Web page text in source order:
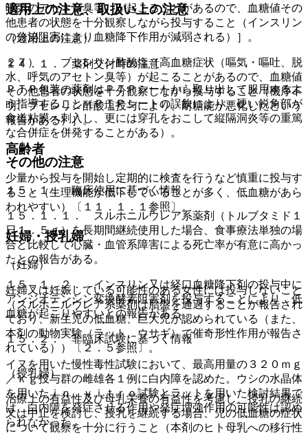
適用上の注意、取扱い上の注意
（適用上の注意）
１４．１． 薬剤交付時の注意
ＰＴＰ包装の薬剤はＰＴＰシートから取り出して服用するよ
う指導すること（ＰＴＰシートの誤飲により、硬い鋭角部が
食道粘膜へ刺入し、更には穿孔をおこして縦隔洞炎等の重篤
な合併症を併発することがある）。
その他の注意
１５．１． 臨床使用に基づく情報
１５．１．１． スルホニルウレア系薬剤（トルブタミド１
日１．５ｇ）を長期間継続使用した場合、食事療法単独の場
合と比較して心臓・血管系障害による死亡率が有意に高かっ
たとの報告がある。
１５．１．２． インスリン又は経口血糖降下剤の投与中に
アンジオテンシン変換酵素阻害剤を投与することにより、低
血糖が起こりやすいとの報告がある。
１５．２． 非臨床試験に基づく情報
イヌを用いた慢性毒性試験において、最高用量の３２０ｍｇ
／ｋｇ投与群の雌雄各１例に白内障を認めた。ウシの水晶体
を用いたｉｎ ｖｉｔｒｏ試験とラットを用いた検討結果で
は、白内障を発症させる作用や発症増強作用の可能性は認め
られなかった。
呼気のアセトン臭等）が起こることがあるので、血糖値その
他患者の状態を十分観察しながら投与すること（インスリン
の分泌阻害により血糖降下作用が減弱される）］。
２７）． ブセレリン酢酸塩［高血糖症状（嘔気・嘔吐、脱
水、呼気のアセトン臭等）が起こることがあるので、血糖値
その他患者の状態を十分観察しながら投与すること（機序不
明、ブセレリン酢酸塩投与により、耐糖能が悪化したという
報告がある）］。
高齢者
少量から投与を開始し定期的に検査を行うなど慎重に投与す
ること（生理機能が低下していることが多く、低血糖があら
われやすい）〔１１．１．１参照〕。
妊婦・授乳婦
（妊婦）
妊婦又は妊娠している可能性のある女性には投与しないこと
（スルホニルウレア系薬剤は胎盤を通過することが報告され
ており、新生児の低血糖、巨大児が認められている（また、
本剤の動物実験（ラット、ウサギ）で催奇形性作用が報告さ
れている））〔２．５参照〕。
（授乳婦）
治療上の有益性及び母乳栄養の有益性を考慮し、授乳の継続
又は中止を検討し、授乳を継続する場合、児の低血糖の症状
について観察を十分に行うこと（本剤のヒト母乳への移行性